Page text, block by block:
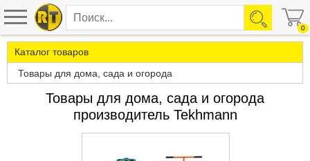
0
Каталог товаров
Товары для дома, сада и огорода
Товары для дома, сада и огорода
производитель Tekhmann